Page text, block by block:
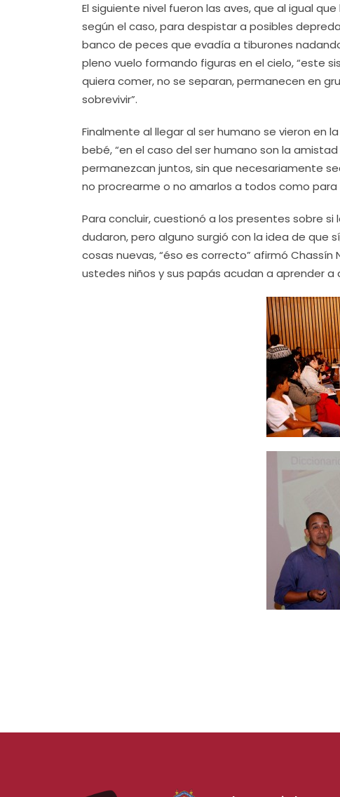
El siguiente nivel fueron las aves, que al igual
según el caso, para despistar a posibles
banco de peces que evadía a tiburones
pleno vuelo formando figuras en el cielo, “este
quiera comer, no se separan, permanecen en
sobrevivir”.
Finalmente al llegar al ser humano se vieron en
bebé, “en el caso del ser humano son la
permanezcan juntos, sin que necesariamente
no procrearme o no amarlos a todos como para
Para concluir, cuestionó a los presentes sobre
dudaron, pero alguno surgió con la idea de que
cosas nuevas, “éso es correcto” afirmó
ustedes niños y sus papás acudan a aprender a